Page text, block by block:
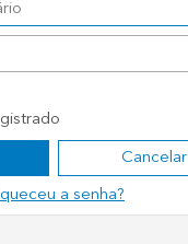
Cancelar
a senha?